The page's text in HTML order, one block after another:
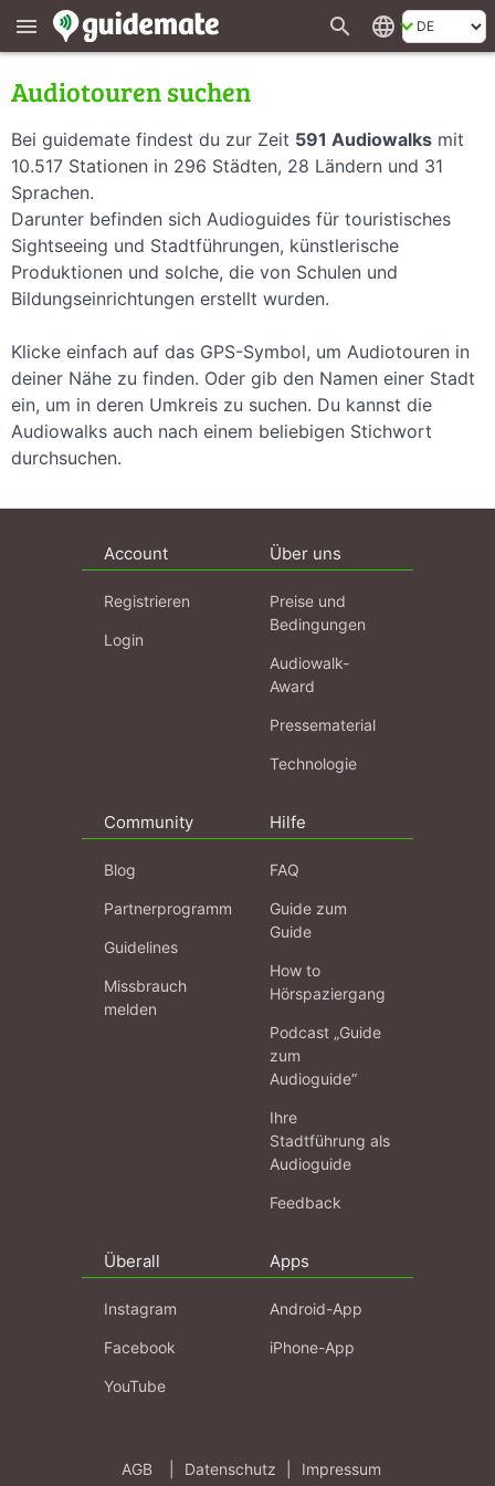
menu search language
Audiotouren suchen
Bei guidemate findest du zur Zeit 591 Audiowalks mit
10.517 Stationen in 296 Städten, 28 Ländern und 31
Sprachen.
Darunter befinden sich Audioguides für touristisches
Sightseeing und Stadtführungen, künstlerische
Produktionen und solche, die von Schulen und
Bildungseinrichtungen erstellt wurden.
Klicke einfach auf das GPS-Symbol, um Audiotouren in
deiner Nähe zu finden. Oder gib den Namen einer Stadt
ein, um in deren Umkreis zu suchen. Du kannst die
Audiowalks auch nach einem beliebigen Stichwort
durchsuchen.
Account
Registrieren
Login
Über uns
Preise und
Bedingungen
Audiowalk-
Award
Pressematerial
Technologie
Community
Blog
Partnerprogramm
Guidelines
Missbrauch
melden
Hilfe
FAQ
Guide zum
Guide
How to
Hörspaziergang
Podcast „Guide
zum
Audioguide“
Ihre
Stadtführung als
Audioguide
Feedback
Überall
Instagram
Facebook
YouTube
Apps
Android-App
iPhone-App
AGB Datenschutz Impressum